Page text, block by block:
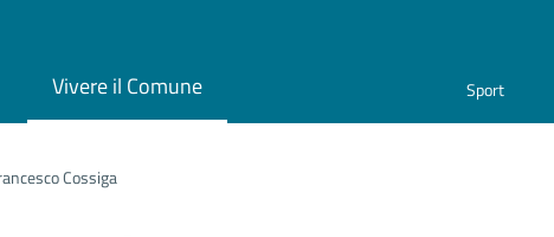
Vivere il Comune Sport
Cossiga